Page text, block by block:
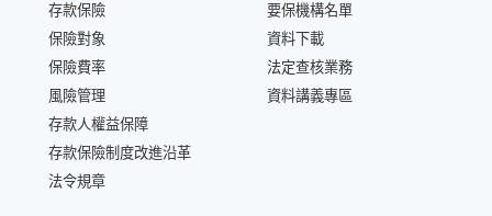
存款保險
保險對象
保險費率
風險管理
存款人權益保障
存款保險制度改進沿革
法令規章
要保機構名單
資料下載
法定查核業務
資料講義專區